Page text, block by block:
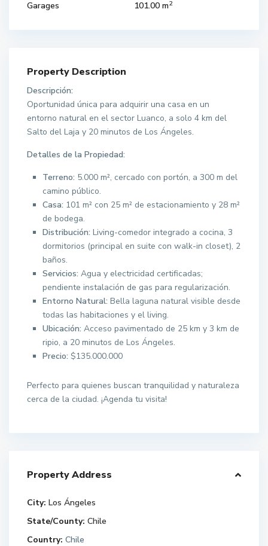
Garages 101.00 m2
Property Description
Descripción:
Oportunidad única para adquirir una casa en un
entorno natural en el sector Luanco, a solo 4 km del
Salto del Laja y 20 minutos de Los Ángeles.
Detalles de la Propiedad:
Terreno: 5.000 m², cercado con portón, a 300 m del
camino público.
Casa: 101 m² con 25 m² de estacionamiento y 28 m²
de bodega.
Distribución: Living-comedor integrado a cocina, 3
dormitorios (principal en suite con walk-in closet), 2
baños.
Servicios: Agua y electricidad certificadas;
pendiente instalación de gas para regularización.
Entorno Natural: Bella laguna natural visible desde
todas las habitaciones y el living.
Ubicación: Acceso pavimentado de 25 km y 3 km de
ripio, a 20 minutos de Los Ángeles.
Precio: $135.000.000
Perfecto para quienes buscan tranquilidad y naturaleza
cerca de la ciudad. ¡Agenda tu visita!
Property Address
City: Los Ángeles
State/County: Chile
Country: Chile